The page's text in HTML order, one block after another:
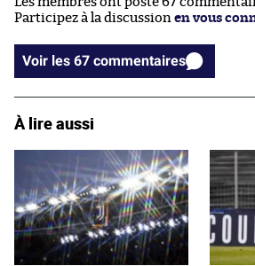
Participez à la discussion en vous
Voir les 67 commentaires
À lire aussi